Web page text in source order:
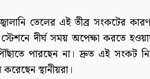
তেলের এই তীব্র সংকটের
স্টেশনে দীর্ঘ সময় অপেক্ষা করতে
পারছেন না। দ্রুত এই সংকট
স্থানীয়রা।